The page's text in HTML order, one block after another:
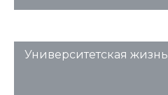
Университетская жизнь